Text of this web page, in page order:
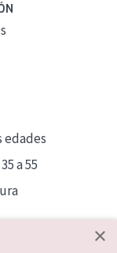
edades
a 55
×